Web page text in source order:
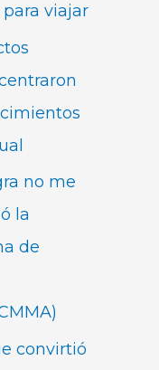
viajar
no me
la
de
convirtió